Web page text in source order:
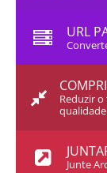
URL
Reduzir
Junte